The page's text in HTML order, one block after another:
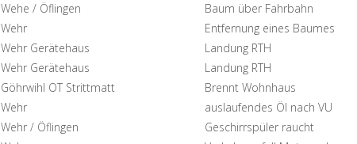
Wehe / Öflingen Baum über Fahrbahn
Wehr Entfernung eines Baumes
Wehr Gerätehaus Landung RTH
Wehr Gerätehaus Landung RTH
Göhrwihl OT Strittmatt Brennt Wohnhaus
Wehr auslaufendes Öl nach VU
Wehr / Öflingen Geschirrspüler raucht